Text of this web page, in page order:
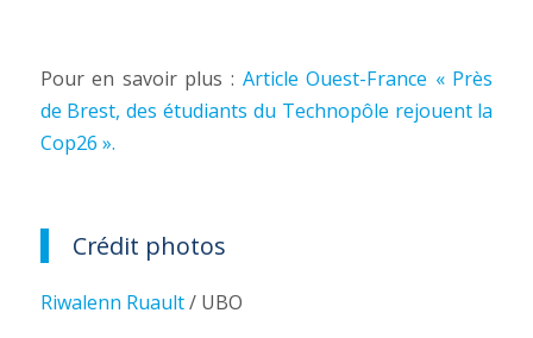
Pour en savoir plus : Article Ouest-France « Près
de Brest, des étudiants du Technopôle rejouent la
Cop26 ».
Crédit photos
Riwalenn Ruault/ UBO